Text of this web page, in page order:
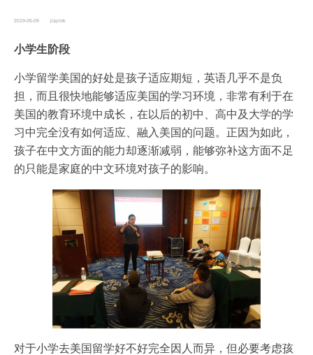
2019-05-09 jiayiok
小学生阶段
小学留学美国的好处是孩子适应期短，英语几乎不是负
担，而且很快地能够适应美国的学习环境，非常有利于在
美国的教育环境中成长，在以后的初中、高中及大学的学
习中完全没有如何适应、融入美国的问题。正因为如此，
孩子在中文方面的能力却逐渐减弱，能够弥补这方面不足
的只能是家庭的中文环境对孩子的影响。
对于小学去美国留学好不好完全因人而异，但必要考虑孩